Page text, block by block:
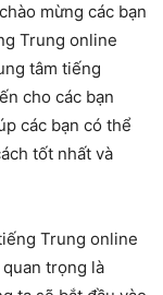
mừng các bạn
Trung online
tâm tiếng
cho các bạn
các bạn có thể
tốt nhất và
Trung online
trọng là